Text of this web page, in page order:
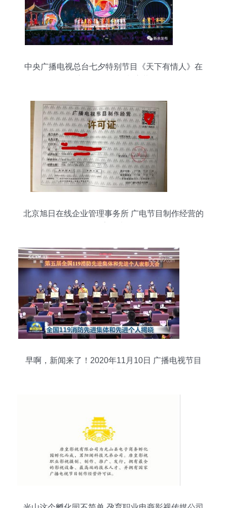
中央广播电视总台七夕特别节目《天下有情人》在
北京旭日在线企业管理事务所 广电节目制作经营的
早啊，新闻来了！2020年11月10日 广播电视节目